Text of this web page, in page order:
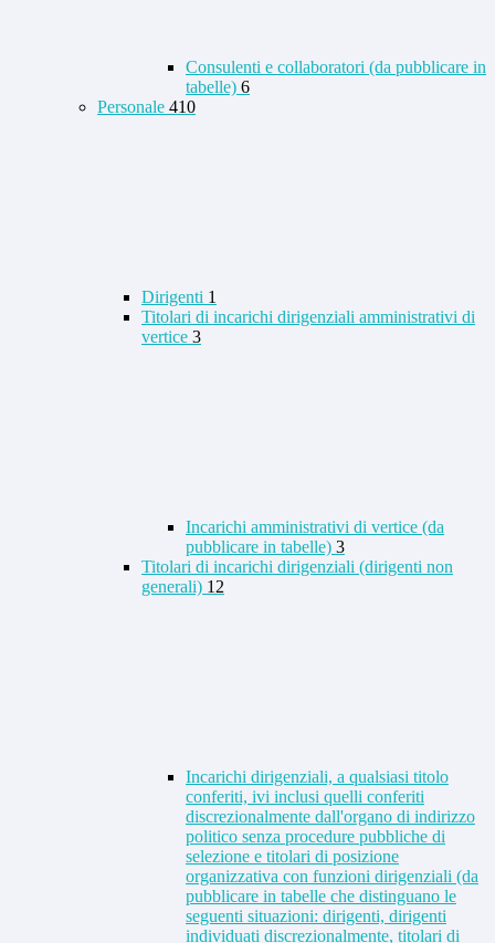
Consulenti e collaboratori (da pubblicare in
tabelle) 6
Personale 410
Dirigenti 1
Titolari di incarichi dirigenziali amministrativi di
vertice 3
Incarichi amministrativi di vertice (da
pubblicare in tabelle) 3
Titolari di incarichi dirigenziali (dirigenti non
generali) 12
Incarichi dirigenziali, a qualsiasi titolo
conferiti, ivi inclusi quelli conferiti
discrezionalmente dall'organo di indirizzo
politico senza procedure pubbliche di
selezione e titolari di posizione
organizzativa con funzioni dirigenziali (da
pubblicare in tabelle che distinguano le
seguenti situazioni: dirigenti, dirigenti
individuati discrezionalmente, titolari di